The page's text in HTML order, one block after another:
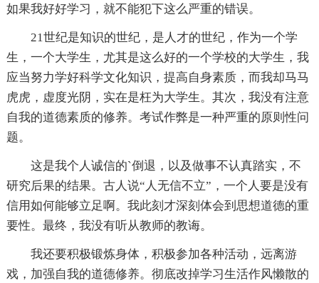
如果我好好学习，就不能犯下这么严重的错误。
21世纪是知识的世纪，是人才的世纪，作为一个学
生，一个大学生，尤其是这么好的一个学校的大学生，我
应当努力学好科学文化知识，提高自身素质，而我却马马
虎虎，虚度光阴，实在是枉为大学生。其次，我没有注意
自我的道德素质的修养。考试作弊是一种严重的原则性问
题。
这是我个人诚信的`倒退，以及做事不认真踏实，不
研究后果的结果。古人说“人无信不立”，一个人要是没有
信用如何能够立足啊。我此刻才深刻体会到思想道德的重
要性。最终，我没有听从教师的教诲。
我还要积极锻炼身体，积极参加各种活动，远离游
戏，加强自我的道德修养。彻底改掉学习生活作风懒散的